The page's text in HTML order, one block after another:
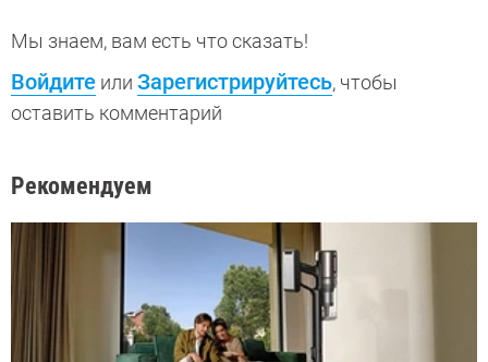
Мы знаем, вам есть что сказать!
Войдите или Зарегистрируйтесь, чтобы
оставить комментарий
Рекомендуем